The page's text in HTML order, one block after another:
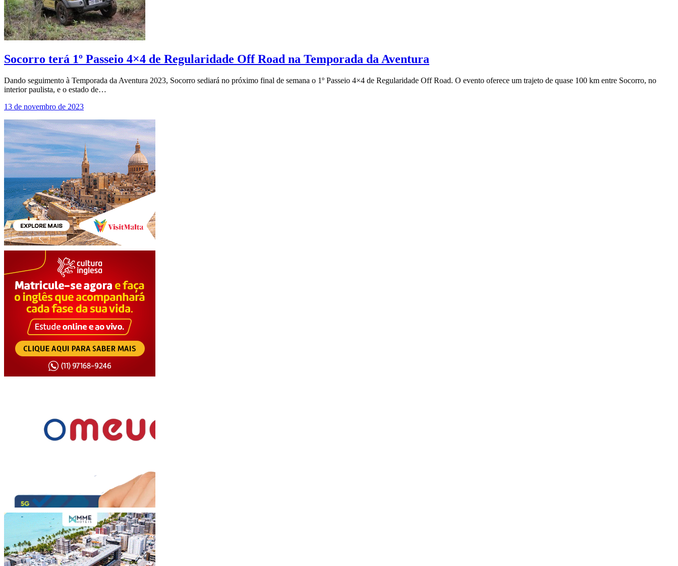
Socorro terá 1º Passeio 4×4 de Regularidade Off Road na Temporada da Aventura
Dando seguimento à Temporada da Aventura 2023, Socorro sediará no próximo final de semana o 1º Passeio 4×4 de Regularidade Off Road. O evento oferece um trajeto de quase 100 km entre Socorro, no
interior paulista, e o estado de…
13 de novembro de 2023